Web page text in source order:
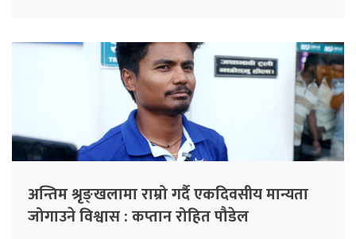
अन्तिम श्रृङ्खलामा राम्रो गर्दै एकदिवसीय मान्यता
जोगाउने विश्वास : कप्तान रोहित पौडेल